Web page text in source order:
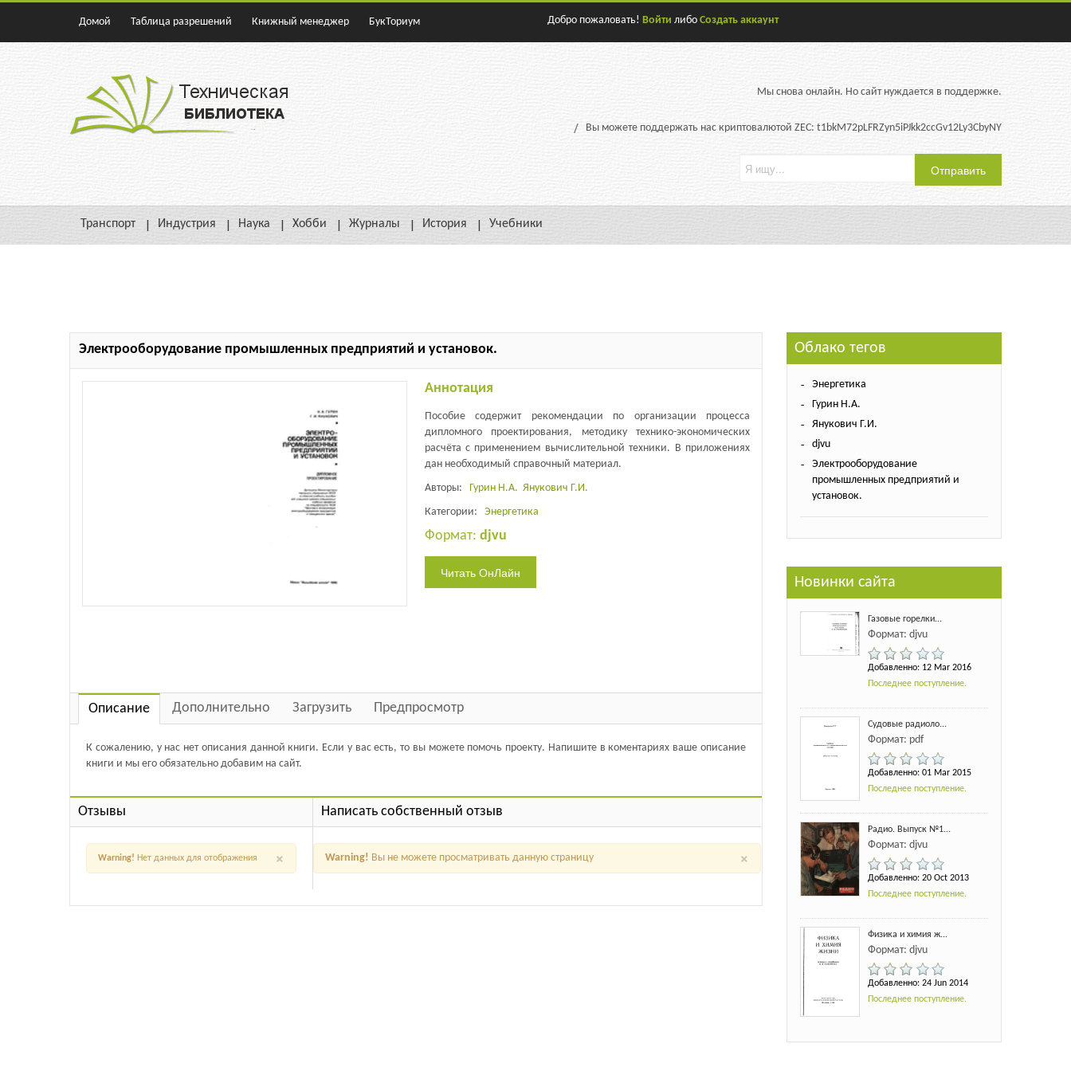
Домой Таблица разрешений Книжный менеджер БукТориум Добро пожаловать! Войти либо Создать аккаунт
Мы снова онлайн. Но сайт нуждается в поддержке.
Вы можете поддержать нас криптовалютой ZEC: t1bkM72pLFRZyn5iPJkk2ccGv12Ly3CbyNY
Транспорт Индустрия Наука Хобби Журналы История Учебники
Электрооборудование промышленных предприятий и установок.
Аннотация
Пособие содержит рекомендации по организации процесса
дипломного проектирования, методику технико-экономических
расчёта с применением вычислительной техники. В приложениях
дан необходимый справочный материал.
Авторы:
Гурин Н.А. Янукович Г.И.
Категории: Энергетика
Формат: djvu
Описание Дополнительно Загрузить Предпросмотр
К сожалению, у нас нет описания данной книги. Если у вас есть, то вы можете помочь проекту. Напишите в коментариях ваше описание
книги и мы его обязательно добавим на сайт.
Отзывы
×
Warning! Нет данных для отображения
Написать собственный отзыв
×
Warning! Вы не можете просматривать данную страницу
Облако тегов
Энергетика
Гурин Н.А.
Янукович Г.И.
djvu
Электрооборудование
промышленных предприятий и
установок.
Новинки сайта
Газовые горелки...
Формат: djvu
Добавленно: 12 Mar 2016
Последнее поступление.
Судовые радиоло...
Формат: pdf
Добавленно: 01 Mar 2015
Последнее поступление.
Радио. Выпуск №1...
Формат: djvu
Добавленно: 20 Oct 2013
Последнее поступление.
Физика и химия ж...
Формат: djvu
Добавленно: 24 Jun 2014
Последнее поступление.